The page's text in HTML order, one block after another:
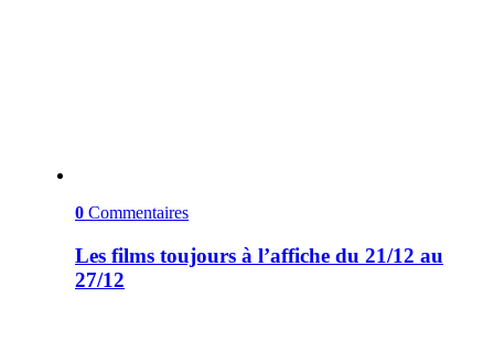
0 Commentaires
Les films toujours à l’affiche du 21/12 au
27/12